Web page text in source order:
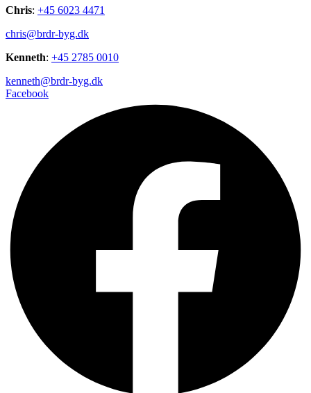
Chris: +45 6023 4471
chris@brdr-byg.dk
Kenneth: +45 2785 0010
kenneth@brdr-byg.dk
Facebook